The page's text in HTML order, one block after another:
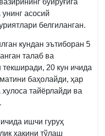
асосий
белгиланган.
кундан эътиборан 5
талаб ва
20 кун ичида
баҳолайди, ҳар
тайёрлайди ва
ишчи гуруҳ
ҳақини тўлаш